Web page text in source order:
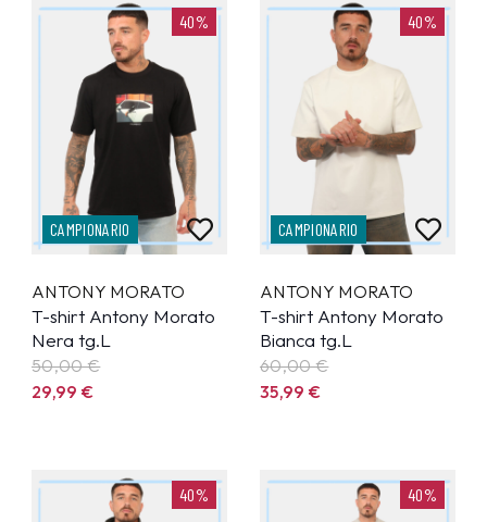
40%
CAMPIONARIO
ANTONY MORATO
T-shirt Antony Morato
Nera tg.L
50,00 €
29,99€
40%
CAMPIONARIO
ANTONY MORATO
T-shirt Antony Morato
Bianca tg.L
60,00 €
35,99€
40% 40%